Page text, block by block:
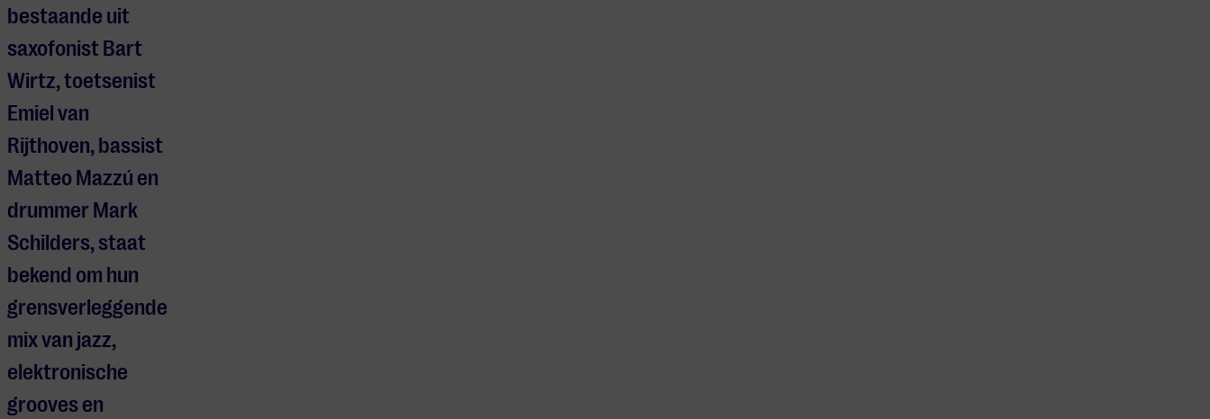
bestaande uit
saxofonist Bart
Wirtz, toetsenist
Emiel van
Rijthoven, bassist
Matteo Mazzú en
drummer Mark
Schilders, staat
bekend om hun
grensverleggende
mix van jazz,
elektronische
grooves en